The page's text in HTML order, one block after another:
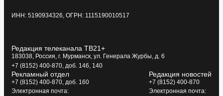
ИНН: 5190934326, ОГРН: 1115190010517
Редакция телеканала ТВ21+
183038, Россия, г. Мурманск, ул. Генерала Журбы, д. 6
+7 (8152) 400-870, доб. 146, 140
Рекламный отдел
+7 (8152) 400-870, доб. 160
Электронная почта:
Редакция новостей
+7 (8152) 400-870
Электронная почта: